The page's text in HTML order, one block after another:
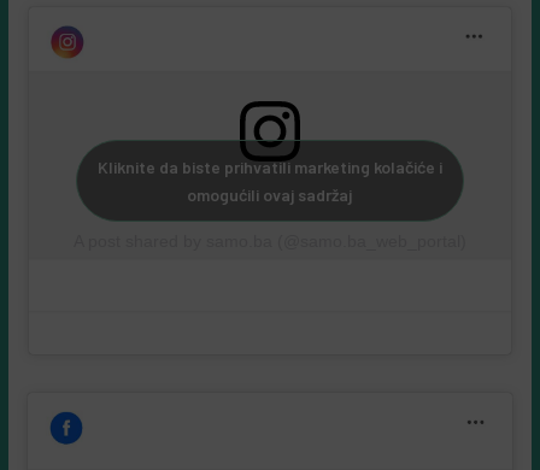
Kliknite da biste prihvatili marketing kolačiće i
omogućili ovaj sadržaj